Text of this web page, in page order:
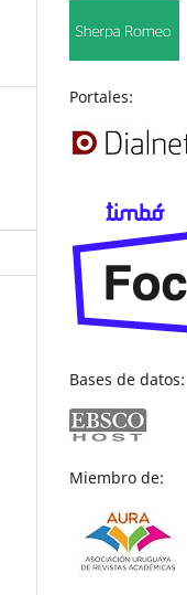
Portales:
Bases de datos:
Miembro de: